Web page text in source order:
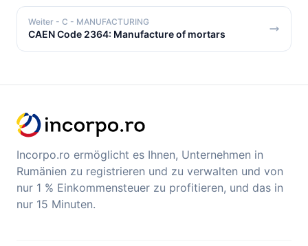
Weiter - C - MANUFACTURING
CAEN Code 2364: Manufacture of mortars
Incorpo.ro ermöglicht es Ihnen, Unternehmen in
Rumänien zu registrieren und zu verwalten und von
nur 1 % Einkommensteuer zu profitieren, und das in
nur 15 Minuten.